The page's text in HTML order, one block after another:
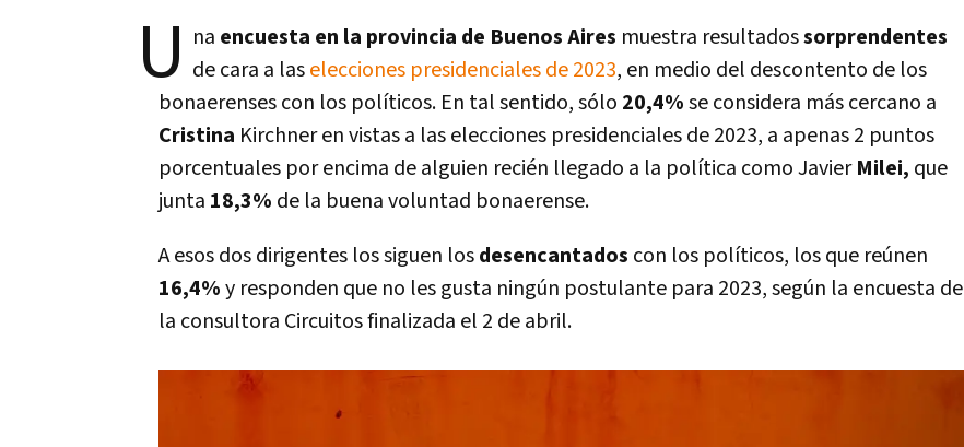
U na encuesta en la provincia de Buenos Aires muestra resultadossorprendentes
de cara a laselecciones presidenciales de 2023, en medio del descontento de los
bonaerenses con los políticos. En tal sentido, sólo 20,4%se considera más cercano a
Cristina Kirchner en vistas a las elecciones presidenciales de 2023, a apenas 2 puntos
porcentuales por encima de alguien recién llegado a la política como JavierMilei, que
junta 18,3% de la buena voluntad bonaerense.
A esos dos dirigentes los siguen losdesencantados con los políticos, los que reúnen
16,4%y responden que no les gusta ningún postulante para 2023, según la encuesta de
la consultora Circuitos finalizada el 2 de abril.